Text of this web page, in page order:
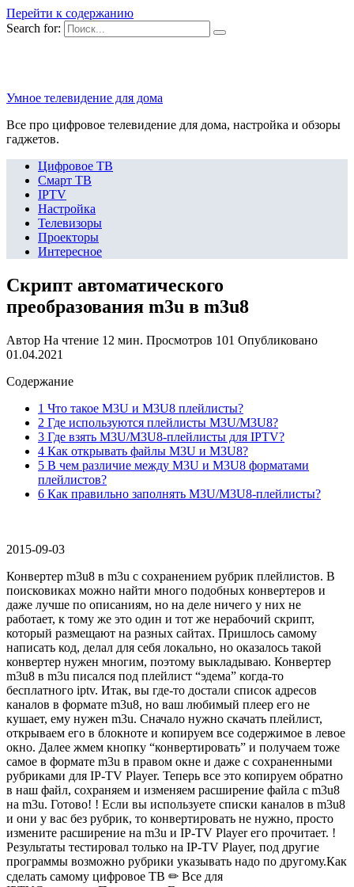
Перейти к содержанию
Search for:
Умное телевидение для дома
Все про цифровое телевидение для дома, настройка и обзоры
гаджетов.
Цифровое ТВ
Смарт ТВ
IPTV
Настройка
Телевизоры
Проекторы
Интересное
Скрипт автоматического
преобразования m3u в m3u8
Автор На чтение 12 мин. Просмотров 101 Опубликовано
01.04.2021
Содержание
1 Что такое M3U и M3U8 плейлисты?
2 Где используются плейлисты M3U/M3U8?
3 Где взять M3U/M3U8-плейлисты для IPTV?
4 Как открывать файлы M3U и M3U8?
5 В чем различие между M3U и M3U8 форматами
плейлистов?
6 Как правильно заполнять M3U/M3U8-плейлисты?
2015-09-03
Конвертер m3u8 в m3u с сохранением рубрик плейлистов. В
поисковиках можно найти много подобных конвертеров и
даже лучше по описаниям, но на деле ничего у них не
работает, к тому же это один и тот же нерабочий скрипт,
который размещают на разных сайтах. Пришлось самому
написать код, делал для себя локально, но оказалось такой
конвертер нужен многим, поэтому выкладываю. Конвертер
m3u8 в m3u писался под плейлист “эдема” когда-то
бесплатного iptv. Итак, вы где-то достали список адресов
каналов в формате m3u8, но ваш любимый плеер его не
кушает, ему нужен m3u. Сначало нужно скачать плейлист,
открываем его в блокноте и копируем все содержимое в левое
окно. Далее жмем кнопку “конвертировать” и получаем тоже
самое в формате m3u в правом окне и даже с сохраненными
рубриками для IP-TV Player. Теперь все это копируем обратно
в наш файл, сохраняем и изменяем расширение файла с m3u8
на m3u. Готово! ! Если вы используете списки каналов в m3u8
и они у вас без рубрик, то конвертировать не нужно, просто
измените расширение на m3u и IP-TV Player его прочитает. !
Результаты тестировал только на IP-TV Player, под другие
программы возможно рубрики указывать надо по другому.Как
сделать самому цифровое ТВ ✏ Все для